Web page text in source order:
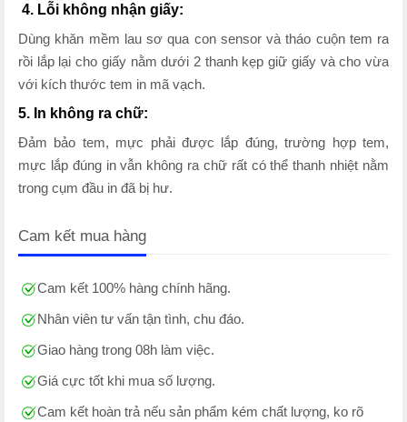
4. Lỗi không nhận giấy:
Dùng khăn mềm lau sơ qua con sensor và tháo cuộn tem ra
rồi lắp lại cho giấy nằm dưới 2 thanh kẹp giữ giấy và cho vừa
với kích thước tem in mã vạch.
5. In không ra chữ:
Đảm bảo tem, mực phải được lắp đúng, trường hợp tem,
mực lắp đúng in vẫn không ra chữ rất có thể thanh nhiệt nằm
trong cụm đầu in đã bị hư.
Cam kết mua hàng
Cam kết 100% hàng chính hãng.
Nhân viên tư vấn tận tình, chu đáo.
Giao hàng trong 08h làm việc.
Giá cực tốt khi mua số lượng.
Cam kết hoàn trả nếu sản phẩm kém chất lượng, ko rõ